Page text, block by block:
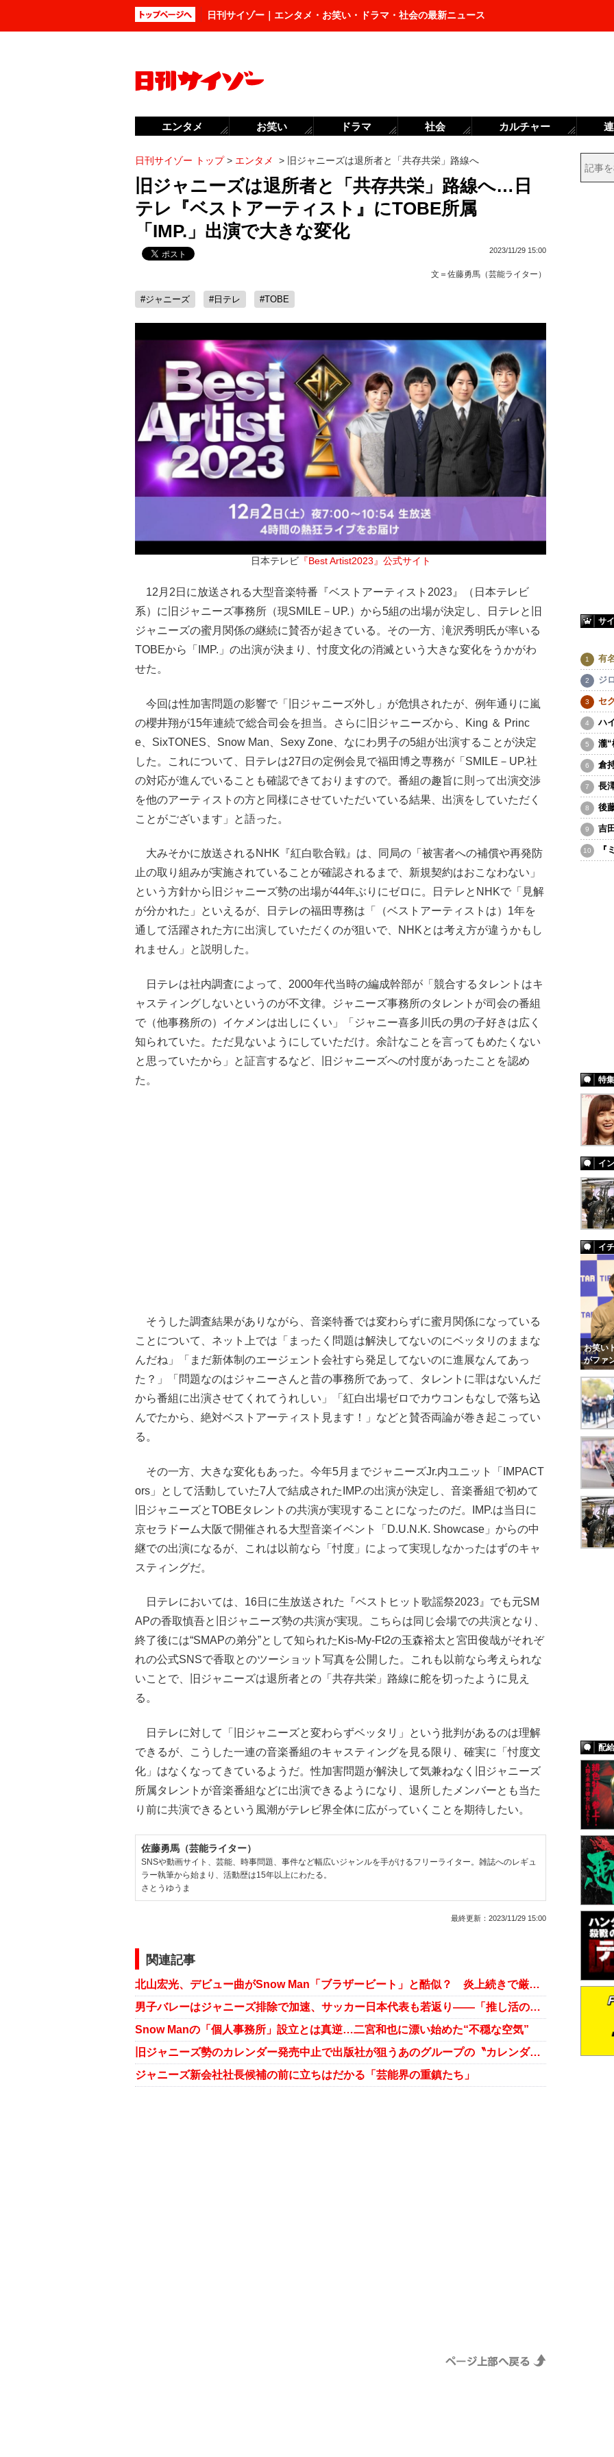
日刊サイゾー｜エンタメ・お笑い・ドラマ・社会の最新ニュース
日刊サイゾー トップ> エンタメ > 旧ジャニーズは退所者と「共存共栄」路線へ
旧ジャニーズは退所者と「共存共栄」路線へ…日
テレ『ベストアーティスト』にTOBE所属
「IMP.」出演で大きな変化
2023/11/29 15:00
文＝ 佐藤勇馬（芸能ライター）
#ジャニーズ #日テレ #TOBE
日本テレビ『Best Artist2023』公式サイト
12月2日に放送される大型音楽特番『ベストアーティスト2023』（日本テレビ
系）に旧ジャニーズ事務所（現SMILE－UP.）から5組の出場が決定し、日テレと旧
ジャニーズの蜜月関係の継続に賛否が起きている。その一方、滝沢秀明氏が率いる
TOBEから「IMP.」の出演が決まり、忖度文化の消滅という大きな変化をうかがわ
せた。
今回は性加害問題の影響で「旧ジャニーズ外し」が危惧されたが、例年通りに嵐
の櫻井翔が15年連続で総合司会を担当。さらに旧ジャニーズから、King ＆ Princ
e、SixTONES、Snow Man、Sexy Zone、なにわ男子の5組が出演することが決定
した。これについて、日テレは27日の定例会見で福田博之専務が「SMILE－UP.社
の対応が進んでいることも確認できておりますので。番組の趣旨に則って出演交渉
を他のアーティストの方と同様にさせていただいている結果、出演をしていただく
ことがございます」と語った。
大みそかに放送されるNHK『紅白歌合戦』は、同局の「被害者への補償や再発防
止の取り組みが実施されていることが確認されるまで、新規契約はおこなわない」
という方針から旧ジャニーズ勢の出場が44年ぶりにゼロに。日テレとNHKで「見解
が分かれた」といえるが、日テレの福田専務は「（ベストアーティストは）1年を
通して活躍された方に出演していただくのが狙いで、NHKとは考え方が違うかもし
れません」と説明した。
日テレは社内調査によって、2000年代当時の編成幹部が「競合するタレントはキ
ャスティングしないというのが不文律。ジャニーズ事務所のタレントが司会の番組
で（他事務所の）イケメンは出しにくい」「ジャニー喜多川氏の男の子好きは広く
知られていた。ただ見ないようにしていただけ。余計なことを言ってもめたくない
と思っていたから」と証言するなど、旧ジャニーズへの忖度があったことを認め
た。
そうした調査結果がありながら、音楽特番では変わらずに蜜月関係になっている
ことについて、ネット上では「まったく問題は解決してないのにベッタリのままな
んだね」「まだ新体制のエージェント会社すら発足してないのに進展なんてあっ
た？」「問題なのはジャニーさんと昔の事務所であって、タレントに罪はないんだ
から番組に出演させてくれてうれしい」「紅白出場ゼロでカウコンもなしで落ち込
んでたから、絶対ベストアーティスト見ます！」などと賛否両論が巻き起こってい
る。
その一方、大きな変化もあった。今年5月までジャニーズJr.内ユニット「IMPACT
ors」として活動していた7人で結成されたIMP.の出演が決定し、音楽番組で初めて
旧ジャニーズとTOBEタレントの共演が実現することになったのだ。IMP.は当日に
京セラドーム大阪で開催される大型音楽イベント「D.U.N.K. Showcase」からの中
継での出演になるが、これは以前なら「忖度」によって実現しなかったはずのキャ
スティングだ。
日テレにおいては、16日に生放送された『ベストヒット歌謡祭2023』でも元SM
APの香取慎吾と旧ジャニーズ勢の共演が実現。こちらは同じ会場での共演となり、
終了後には“SMAPの弟分”として知られたKis-My-Ft2の玉森裕太と宮田俊哉がそれぞ
れの公式SNSで香取とのツーショット写真を公開した。これも以前なら考えられな
いことで、旧ジャニーズは退所者との「共存共栄」路線に舵を切ったように見え
る。
日テレに対して「旧ジャニーズと変わらずベッタリ」という批判があるのは理解
できるが、こうした一連の音楽番組のキャスティングを見る限り、確実に「忖度文
化」はなくなってきているようだ。性加害問題が解決して気兼ねなく旧ジャニーズ
所属タレントが音楽番組などに出演できるようになり、退所したメンバーとも当た
り前に共演できるという風潮がテレビ界全体に広がっていくことを期待したい。
佐藤勇馬（芸能ライター）
SNSや動画サイト、芸能、時事問題、事件など幅広いジャンルを手がけるフリーライター。雑誌へのレギュ
ラー執筆から始まり、活動歴は15年以上にわたる。
さとうゆうま
最終更新： 2023/11/29 15:00
関連記事
北山宏光、デビュー曲がSnow Man「ブラザービート」と酷似？ 炎上続きで厳しい船出に
男子バレーはジャニーズ排除で加速、サッカー日本代表も若返り――「推し活の現場」となるプロスポーツ
Snow Manの「個人事務所」設立とは真逆…二宮和也に漂い始めた“不穏な空気”
旧ジャニーズ勢のカレンダー発売中止で出版社が狙うあのグループの〝カレンダー利権〟
ジャニーズ新会社社長候補の前に立ちはだかる「芸能界の重鎮たち」
サ
有
ジ
セ
ハ
瀧“
倉
長
後
吉
『
特集
イ
イ
お笑い
がファ
配
エンタメ お笑い ドラマ 社会 カルチャー